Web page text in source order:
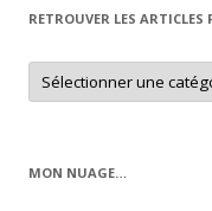
RETROUVER LES ARTICLES
Retrouver
les
articles
MON NUAGE…